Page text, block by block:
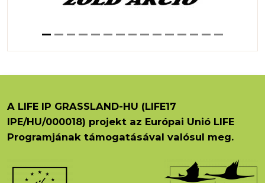
A LIFE IP GRASSLAND-HU (LIFE17
IPE/HU/000018) projekt az Európai Unió LIFE
Programjának támogatásával valósul meg.